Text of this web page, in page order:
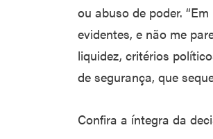
ou abuso de poder.
evidentes, e não me
liquidez, critérios
de segurança, que
Confira a íntegra da